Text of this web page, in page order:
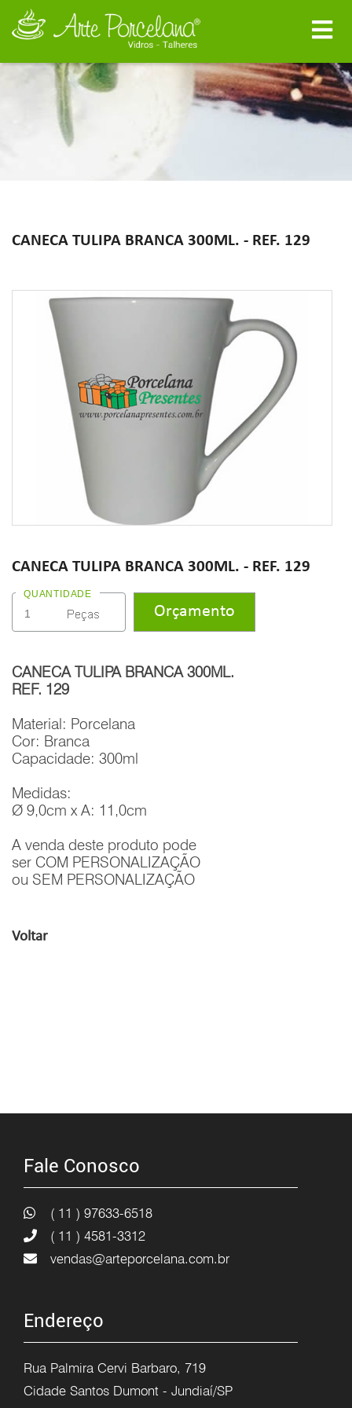
CANECA TULIPA BRANCA 300ML. - REF. 129
CANECA TULIPA BRANCA 300ML. - REF. 129
QUANTIDADE
CANECA TULIPA BRANCA 300ML.
REF. 129
Material: Porcelana
Cor: Branca
Capacidade: 300ml
Medidas:
Ø 9,0cm x A: 11,0cm
A venda deste produto pode
ser COM PERSONALIZAÇÃO
ou SEM PERSONALIZAÇÃO
Voltar
Fale Conosco
( 11 ) 97633-6518
( 11 ) 4581-3312
vendas@arteporcelana.com.br
Endereço
Rua Palmira Cervi Barbaro, 719
Cidade Santos Dumont - Jundiaí/SP